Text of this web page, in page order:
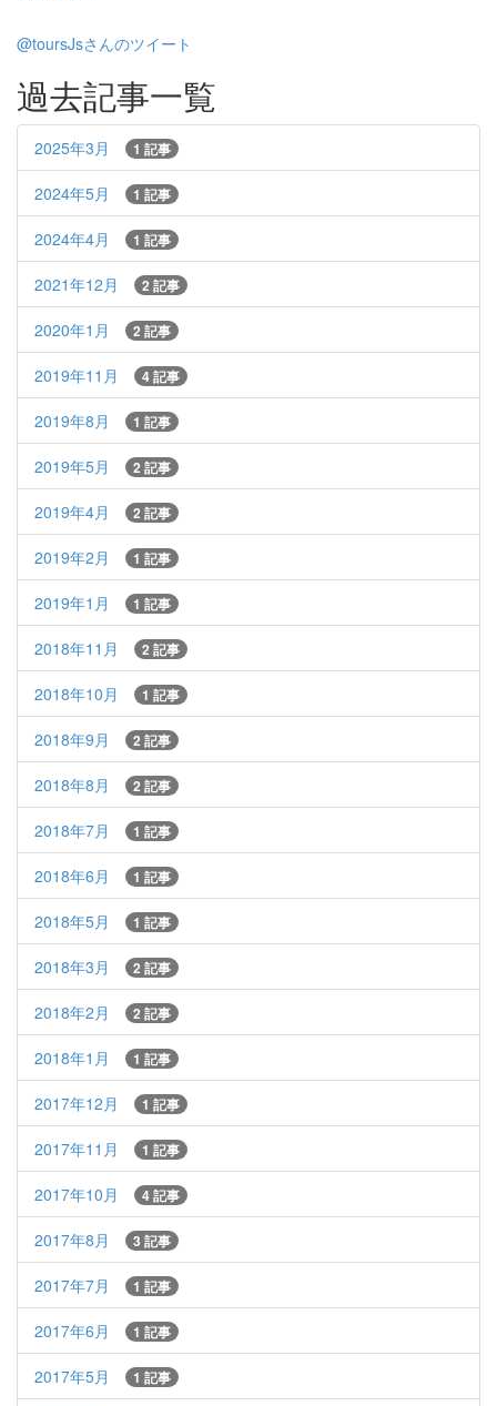
@toursJsさんのツイート
過去記事一覧
2025年3月 1 記事
2024年5月 1 記事
2024年4月 1 記事
2021年12月 2 記事
2020年1月 2 記事
2019年11月 4 記事
2019年8月 1 記事
2019年5月 2 記事
2019年4月 2 記事
2019年2月 1 記事
2019年1月 1 記事
2018年11月 2 記事
2018年10月 1 記事
2018年9月 2 記事
2018年8月 2 記事
2018年7月 1 記事
2018年6月 1 記事
2018年5月 1 記事
2018年3月 2 記事
2018年2月 2 記事
2018年1月 1 記事
2017年12月 1 記事
2017年11月 1 記事
2017年10月 4 記事
2017年8月 3 記事
2017年7月 1 記事
2017年6月 1 記事
2017年5月 1 記事